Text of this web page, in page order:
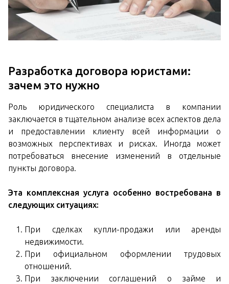
Разработка договора юристами:
зачем это нужно
Роль юридического специалиста в компании
заключается в тщательном анализе всех аспектов дела
и предоставлении клиенту всей информации о
возможных перспективах и рисках. Иногда может
потребоваться внесение изменений в отдельные
пункты договора.
Эта комплексная услуга особенно востребована в
следующих ситуациях:
При сделках купли-продажи или аренды
недвижимости.
При официальном оформлении трудовых
отношений.
При заключении соглашений о займе и